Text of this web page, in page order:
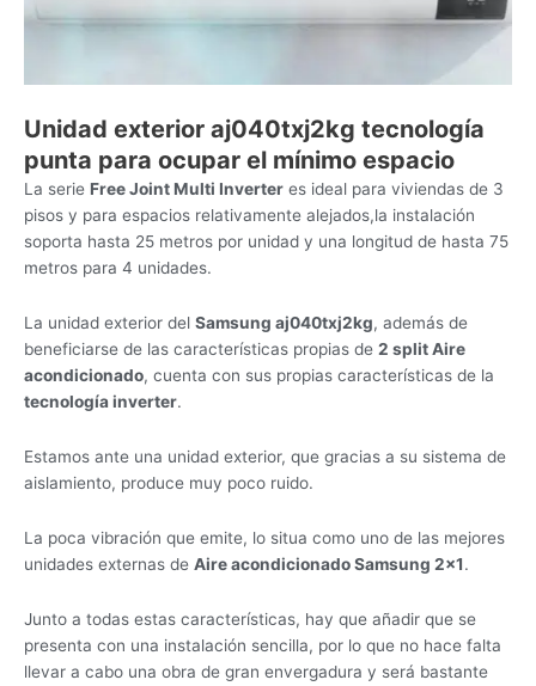
Unidad exterior aj040txj2kg tecnología
punta para ocupar el mínimo espacio
La serie Free Joint Multi Inverter es ideal para viviendas de 3
pisos y para espacios relativamente alejados,la instalación
soporta hasta 25 metros por unidad y una longitud de hasta 75
metros para 4 unidades.
La unidad exterior del Samsung aj040txj2kg, además de
beneficiarse de las características propias de 2 split Aire
acondicionado, cuenta con sus propias características de la
tecnología inverter.
Estamos ante una unidad exterior, que gracias a su sistema de
aislamiento, produce muy poco ruido.
La poca vibración que emite, lo situa como uno de las mejores
unidades externas de Aire acondicionado Samsung 2×1.
Junto a todas estas características, hay que añadir que se
presenta con una instalación sencilla, por lo que no hace falta
llevar a cabo una obra de gran envergadura y será bastante